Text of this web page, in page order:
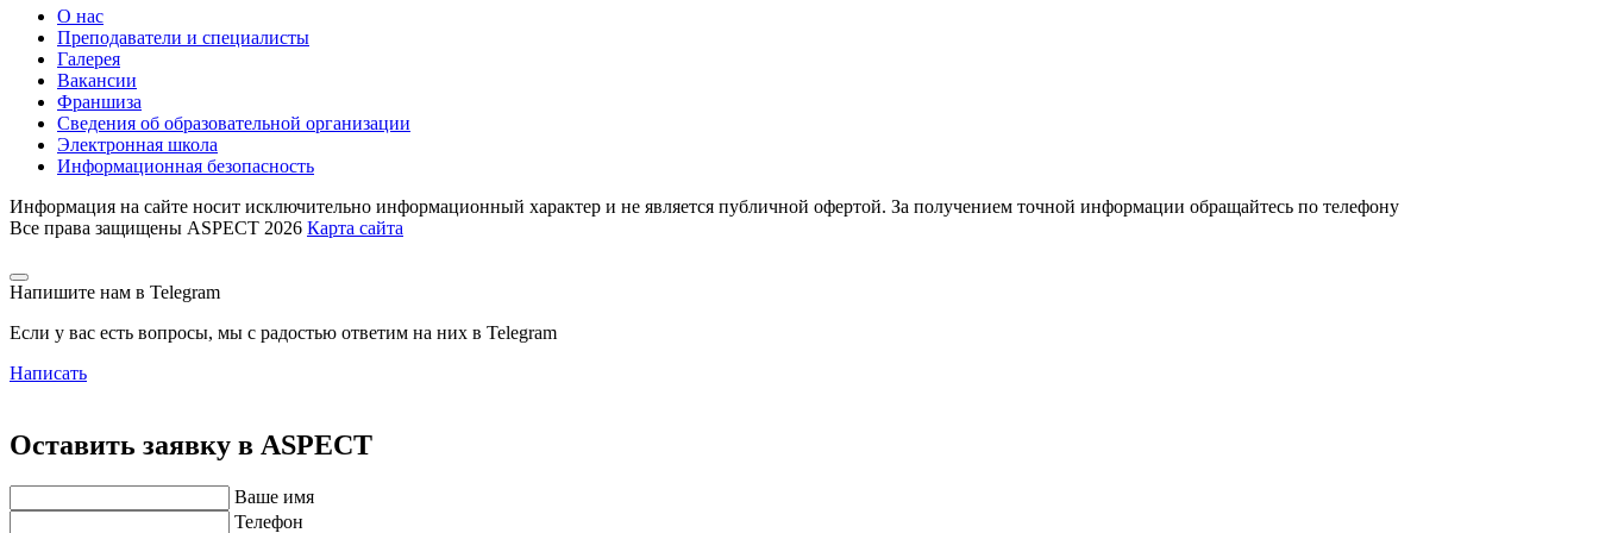
О нас
Преподаватели и специалисты
Галерея
Вакансии
Франшиза
Сведения об образовательной организации
Электронная школа
Информационная безопасность
Информация на сайте носит исключительно информационный характер и не является публичной офертой. За получением точной информации обращайтесь по телефону
Все права защищены ASPECT 2026 Карта сайта
Напишите нам в Telegram
Если у вас есть вопросы, мы с радостью ответим на них в Telegram
Написать
Оставить заявку в ASPECT
Ваше имя
Телефон